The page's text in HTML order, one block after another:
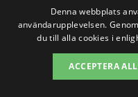
nära
Denna webbplats
användarupplevelsen.
du till alla cookies i
ACCEPTERA